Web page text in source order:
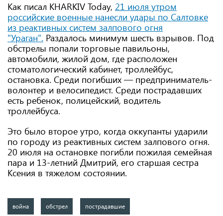
Как писал KHARKIV Today, 21 июля утром
российские военные нанесли удары по Салтовке
из реактивных систем залпового огня
"Ураган". Раздалось минимум шесть взрывов. Под
обстрелы попали торговые павильоны,
автомобили, жилой дом, где расположен
стоматологический кабинет, троллейбус,
остановка. Среди погибших — предприниматель-
волонтер и велосипедист. Среди пострадавших
есть ребенок, полицейский, водитель
троллейбуса.
Это было второе утро, когда оккупанты ударили
по городу из реактивных систем залпового огня.
20 июля на остановке погибли пожилая семейная
пара и 13-летний Дмитрий, его старшая сестра
Ксения в тяжелом состоянии.
война обстрел пострадавшие